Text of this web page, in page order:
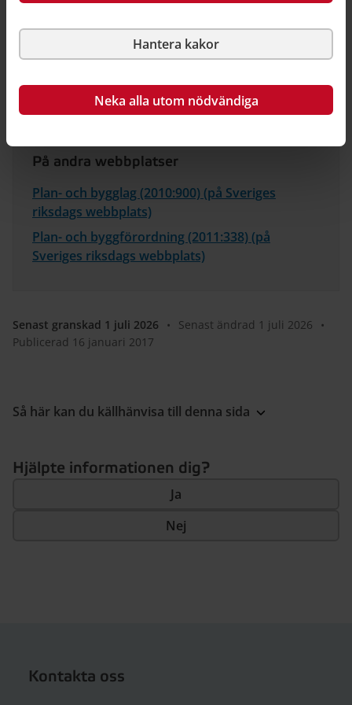
Hantera kakor
Neka alla utom nödvändiga
format.
Äldre vägledning om Boverkets byggregler (BBR)
Relaterad information
På andra webbplatser
Plan- och bygglag (2010:900) (på Sveriges
riksdags webbplats)
Plan- och byggförordning (2011:338) (på
Sveriges riksdags webbplats)
Senast granskad 1 juli 2026 • Senast ändrad 1 juli 2026
•
Publicerad 16 januari 2017
Så här kan du källhänvisa till denna sida
Hjälpte informationen dig?
Ja
Nej
Kontakta oss